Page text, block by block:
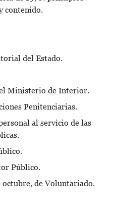
contenido.
del Estado.
Ministerio de Interior.
Penitenciarias.
al servicio de las
Público.
octubre, de Voluntariado.